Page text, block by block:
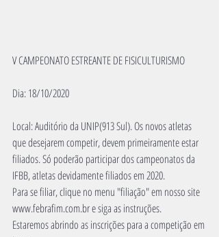
V CAMPEONATO ESTREANTE DE FISICULTURISMO
Dia: 18/10/2020
Local: Auditório da UNIP(913 Sul). Os novos atletas
que desejarem competir, devem primeiramente estar
filiados. Só poderão participar dos campeonatos da
IFBB, atletas devidamente filiados em 2020.
Para se filiar, clique no menu "filiação" em nosso site
www.febrafim.com.br e siga as instruções.
Estaremos abrindo as inscrições para a competição em